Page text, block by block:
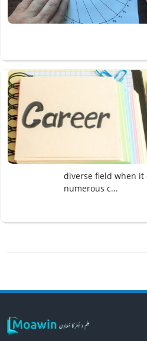
diverse field when it
numerous c...